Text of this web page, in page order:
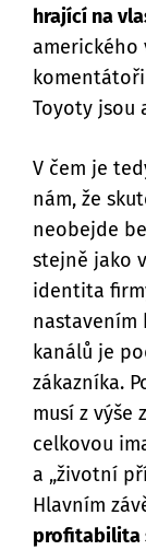
hrající na
amerického
Toyoty jsou
V čem je
nám, že
neobejde
stejně jako
identita
nastavením
kanálů je
zákazníka.
musí z výše
celkovou
a „životní
Hlavním
profitabilita